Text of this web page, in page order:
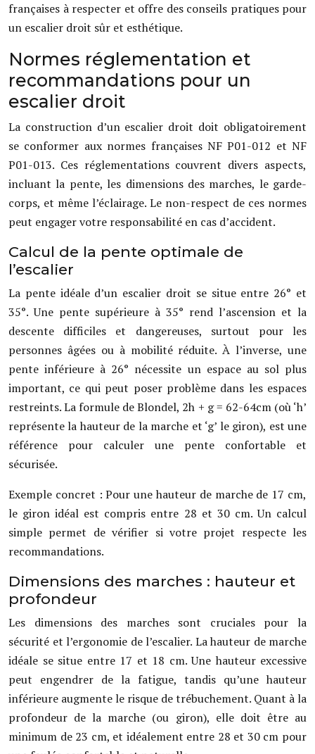
françaises à respecter et offre des conseils pratiques pour
un escalier droit sûr et esthétique.
Normes réglementation et
recommandations pour un
escalier droit
La construction d’un escalier droit doit obligatoirement
se conformer aux normes françaises NF P01-012 et NF
P01-013. Ces réglementations couvrent divers aspects,
incluant la pente, les dimensions des marches, le garde-
corps, et même l’éclairage. Le non-respect de ces normes
peut engager votre responsabilité en cas d’accident.
Calcul de la pente optimale de
l’escalier
La pente idéale d’un escalier droit se situe entre 26° et
35°. Une pente supérieure à 35° rend l’ascension et la
descente difficiles et dangereuses, surtout pour les
personnes âgées ou à mobilité réduite. À l’inverse, une
pente inférieure à 26° nécessite un espace au sol plus
important, ce qui peut poser problème dans les espaces
restreints. La formule de Blondel, 2h + g = 62-64cm (où ‘h’
représente la hauteur de la marche et ‘g’ le giron), est une
référence pour calculer une pente confortable et
sécurisée.
Exemple concret : Pour une hauteur de marche de 17 cm,
le giron idéal est compris entre 28 et 30 cm. Un calcul
simple permet de vérifier si votre projet respecte les
recommandations.
Dimensions des marches : hauteur et
profondeur
Les dimensions des marches sont cruciales pour la
sécurité et l’ergonomie de l’escalier. La hauteur de marche
idéale se situe entre 17 et 18 cm. Une hauteur excessive
peut engendrer de la fatigue, tandis qu’une hauteur
inférieure augmente le risque de trébuchement. Quant à la
profondeur de la marche (ou giron), elle doit être au
minimum de 23 cm, et idéalement entre 28 et 30 cm pour